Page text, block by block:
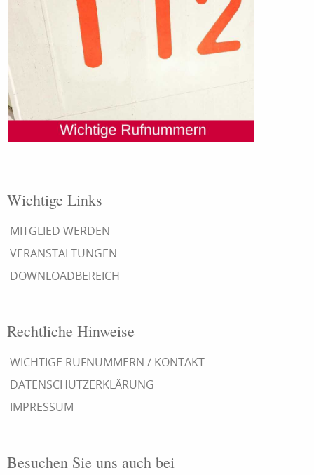
Wichtige Links
MITGLIED WERDEN
VERANSTALTUNGEN
DOWNLOADBEREICH
Rechtliche Hinweise
WICHTIGE RUFNUMMERN / KONTAKT
DATENSCHUTZERKLÄRUNG
IMPRESSUM
Besuchen Sie uns auch bei